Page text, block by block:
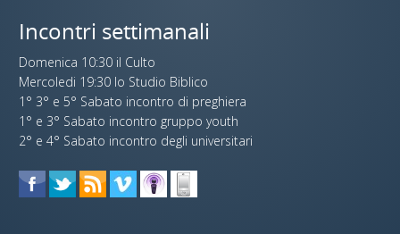
Incontri settimanali
Domenica 10:30 il Culto
Mercoledi 19:30 lo Studio Biblico
1° 3° e 5° Sabato incontro di preghiera
1° e 3° Sabato incontro gruppo youth
2° e 4° Sabato incontro degli universitari